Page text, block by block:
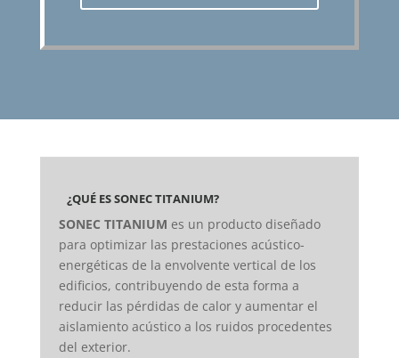
¿QUÉ ES SONEC TITANIUM?
SONEC TITANIUM es un producto diseñado
para optimizar las prestaciones acústico-
energéticas de la envolvente vertical de los
edificios, contribuyendo de esta forma a
reducir las pérdidas de calor y aumentar el
aislamiento acústico a los ruidos procedentes
del exterior.